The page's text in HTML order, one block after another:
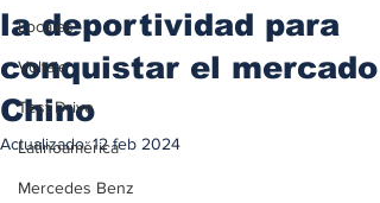
Locales
Voltaje
Test Drive
Latinoamérica
Mercedes Benz
la deportividad para
conquistar el mercado
Chino
Actualizado:12 feb 2024